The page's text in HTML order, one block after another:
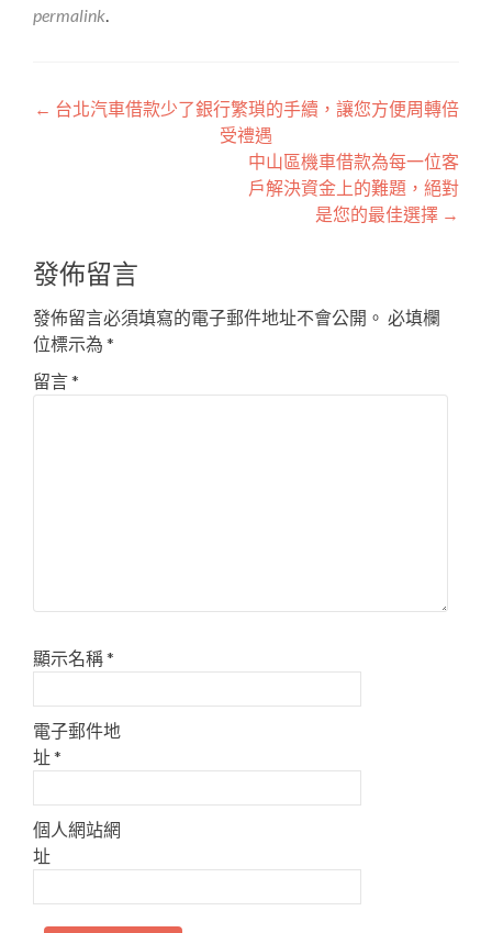
permalink.
文
← 台北汽車借款少了銀行繁瑣的手續，讓您方便周轉倍
受禮遇
中山區機車借款為每一位客
戶解決資金上的難題，絕對
是您的最佳選擇 →
發佈留言
發佈留言必須填寫的電子郵件地址不會公開。 必填欄
位標示為 *
留言*
顯示名稱*
電子郵件地
址*
個人網站網
址